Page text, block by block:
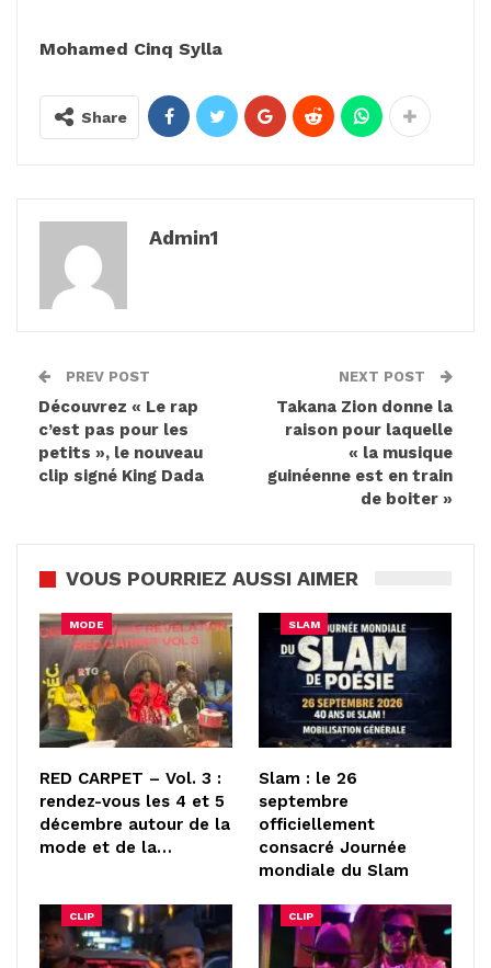
Mohamed Cinq Sylla
Share
Admin1
PREV POST
Découvrez « Le rap
c’est pas pour les
petits », le nouveau
clip signé King Dada
NEXT POST
Takana Zion donne la
raison pour laquelle
« la musique
guinéenne est en train
de boiter »
VOUS POURRIEZ AUSSI AIMER
MODE
RED CARPET – Vol. 3 :
rendez-vous les 4 et 5
décembre autour de la
mode et de la…
SLAM
Slam : le 26
septembre
officiellement
consacré Journée
mondiale du Slam
CLIP CLIP